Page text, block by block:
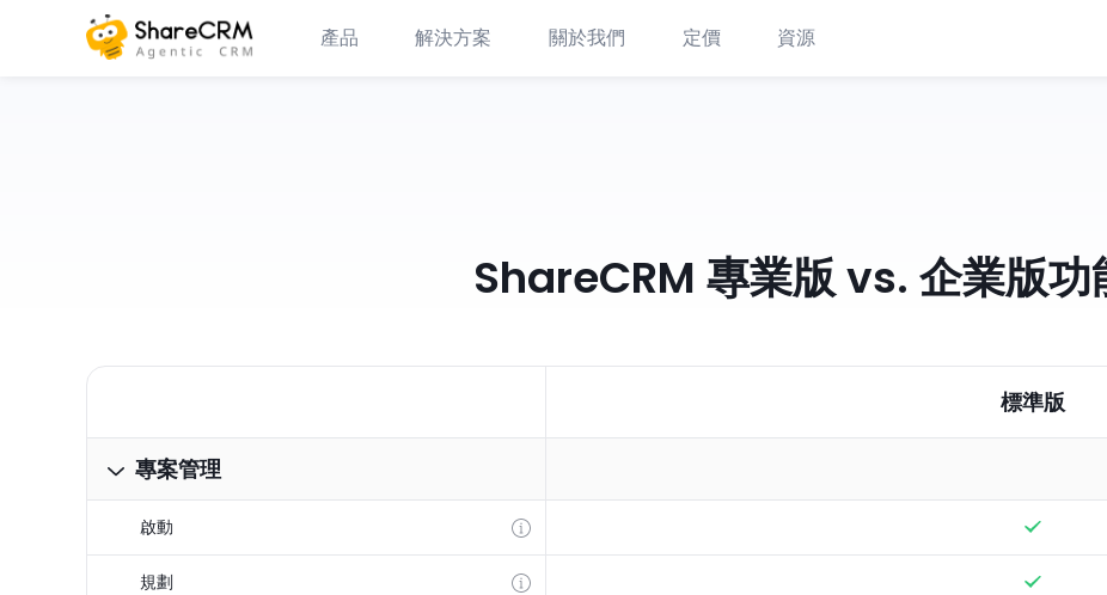
產品 解決方案 關於我們 定價 資源
ShareCRM 專業版 vs. 企業版功
標準版
專案管理
啟動
規劃